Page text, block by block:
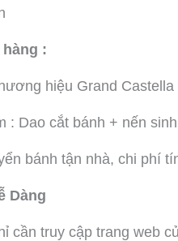
:
hiệu Grand Castella
: Dao cắt bánh + nến
bánh tận nhà, chi phí
Dàng
cần truy cập trang web